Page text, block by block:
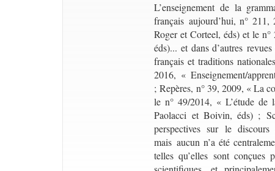
L’enseignement de la
français aujourd’hui, n° 211,
Roger et Corteel, éds) et le
éds)... et dans d’autres
français et traditions
2016, « Enseignement/
; Repères, n° 39, 2009, « La
le n° 49/2014, « L’étude de
Paolacci et Boivin, éds) ;
perspectives sur le
mais aucun n’a été
telles qu’elles sont conçues